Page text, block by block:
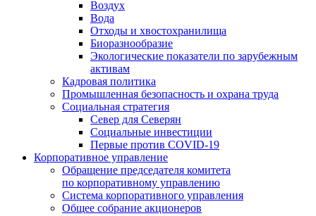
Воздух
Вода
Отходы и хвостохранилища
Биоразнообразие
Экологические показатели по зарубежным
активам
Кадровая политика
Промышленная безопасность и охрана труда
Социальная стратегия
Север для Северян
Социальные инвестиции
Первые против COVID‑19
Корпоративное управление
Обращение председателя комитета
по корпоративному управлению
Система корпоративного управления
Общее собрание акционеров